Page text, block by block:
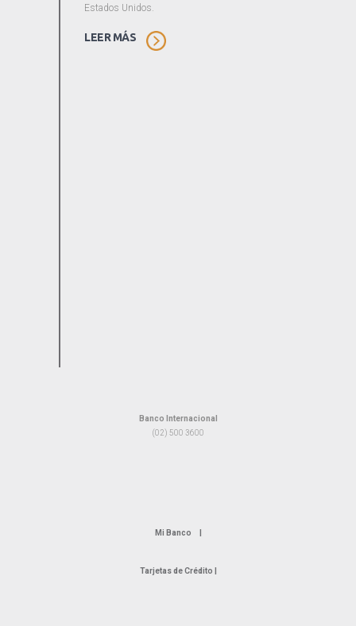
Estados Unidos.
LEER MÁS
Banco Internacional
(02) 500 3600
Mi Banco |
Tarjetas de Crédito |